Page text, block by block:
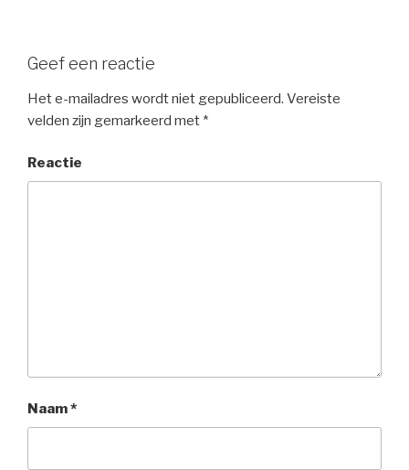
Geef een reactie
Het e-mailadres wordt niet gepubliceerd. Vereiste
velden zijn gemarkeerd met *
Reactie
Naam*